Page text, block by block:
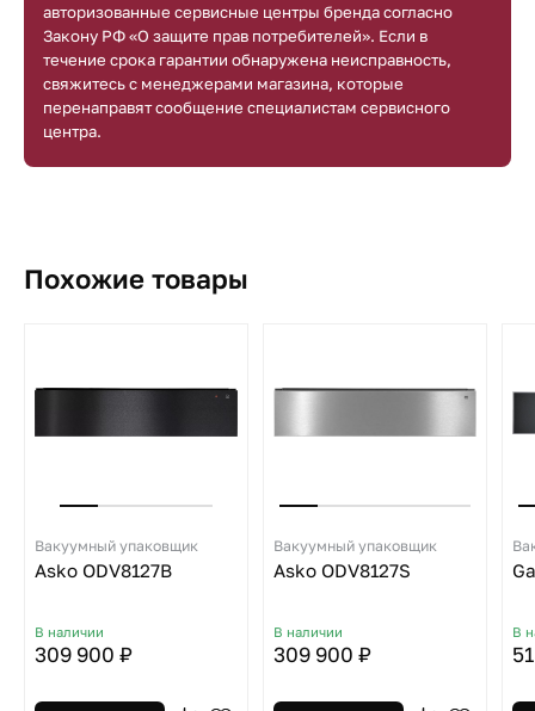
авторизованные сервисные центры бренда согласно
Закону РФ «О защите прав потребителей». Если в
течение срока гарантии обнаружена неисправность,
свяжитесь с менеджерами магазина, которые
перенаправят сообщение специалистам сервисного
центра.
Похожие товары
Вакуумный упаковщик
Asko ODV8127B
В наличии
309 900 ₽
Вакуумный упаковщик
Asko ODV8127S
В наличии
309 900 ₽
В